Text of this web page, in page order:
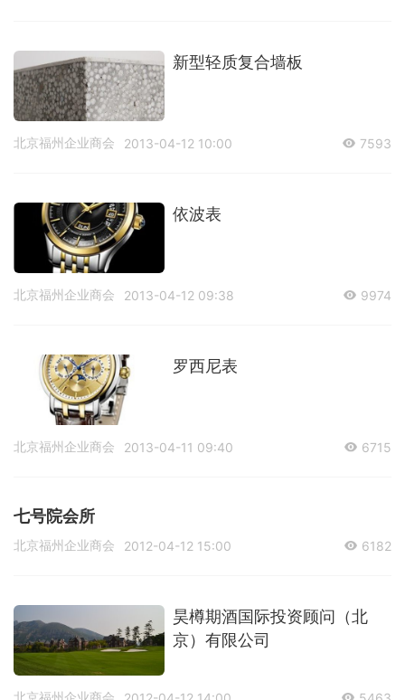
新型轻质复合墙板
北京福州企业商会 2013-04-12 10:00 7593
依波表
北京福州企业商会 2013-04-12 09:38 9974
罗西尼表
北京福州企业商会 2013-04-11 09:40 6715
七号院会所
北京福州企业商会 2012-04-12 15:00 6182
昊樽期酒国际投资顾问（北
京）有限公司
北京福州企业商会